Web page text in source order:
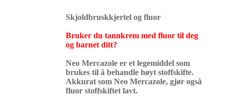
Skjoldbruskkjertel og fluor
Bruker du tannkrem med fluor til deg
og barnet ditt?
Neo Mercazole er et legemiddel som
brukes til å behandle høyt stoffskifte.
Akkurat som Neo Mercazole, gjør også
fluor stoffskiftet lavt.